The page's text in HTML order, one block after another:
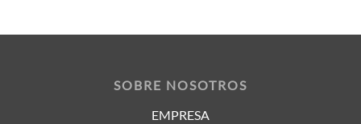
SOBRE NOSOTROS
EMPRESA